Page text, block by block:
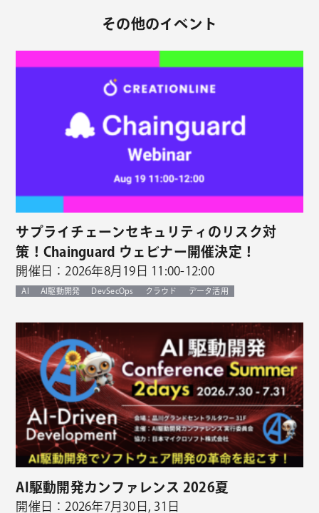
その他のイベント
サプライチェーンセキュリティのリスク対
策！Chainguard ウェビナー開催決定！
開催日：2026年8月19日 11:00-12:00
AI AI駆動開発 DevSecOps クラウド データ活用
AI駆動開発カンファレンス 2026夏
開催日：2026年7月30日, 31日